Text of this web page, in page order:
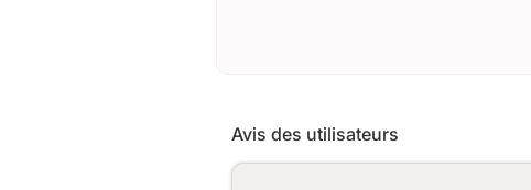
Avis des utilisateurs